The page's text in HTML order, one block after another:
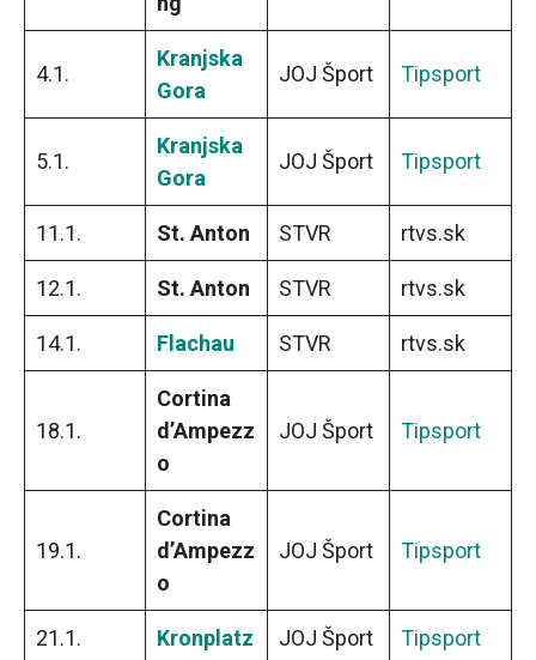
4.1.
Kranjska
Gora
JOJ Šport Tipsport
5.1.
Kranjska
Gora
JOJ Šport Tipsport
11.1. St. Anton STVR rtvs.sk
12.1. St. Anton STVR rtvs.sk
14.1. Flachau STVR rtvs.sk
18.1.
Cortina
d’Ampezz
o
JOJ Šport Tipsport
19.1.
Cortina
d’Ampezz
o
JOJ Šport Tipsport
21.1. Kronplatz JOJ Šport Tipsport